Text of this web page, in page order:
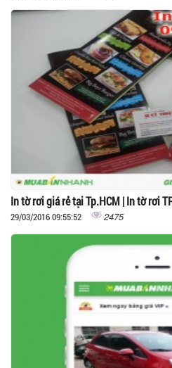
In tờ rơi giá rẻ tại Tp.HCM | In tờ rơi
29/03/2016 09:55:52 2475